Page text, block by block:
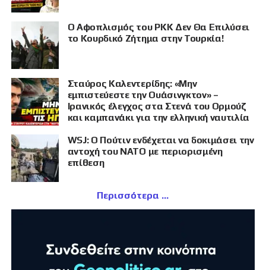
Ο Αφοπλισμός του PKK Δεν Θα Επιλύσει
το Κουρδικό Ζήτημα στην Τουρκία!
Σταύρος Καλεντερίδης: «Μην
εμπιστεύεστε την Ουάσινγκτον» –
Ιρανικός έλεγχος στα Στενά του Ορμούζ
και καμπανάκι για την ελληνική ναυτιλία
WSJ: Ο Πούτιν ενδέχεται να δοκιμάσει την
αντοχή του ΝΑΤΟ με περιορισμένη
επίθεση
Περισσότερα